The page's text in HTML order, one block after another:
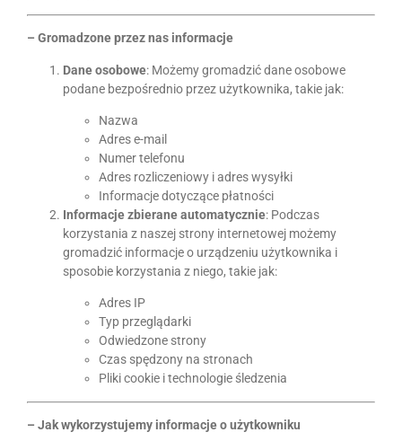
– Gromadzone przez nas informacje
Dane osobowe: Możemy gromadzić dane osobowe
podane bezpośrednio przez użytkownika, takie jak:
Nazwa
Adres e-mail
Numer telefonu
Adres rozliczeniowy i adres wysyłki
Informacje dotyczące płatności
Informacje zbierane automatycznie: Podczas
korzystania z naszej strony internetowej możemy
gromadzić informacje o urządzeniu użytkownika i
sposobie korzystania z niego, takie jak:
Adres IP
Typ przeglądarki
Odwiedzone strony
Czas spędzony na stronach
Pliki cookie i technologie śledzenia
– Jak wykorzystujemy informacje o użytkowniku